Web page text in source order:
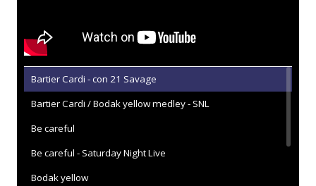
Bartier Cardi - con 21 Savage
Bartier Cardi / Bodak yellow medley - SNL
Be careful
Be careful - Saturday Night Live
Bodak yellow